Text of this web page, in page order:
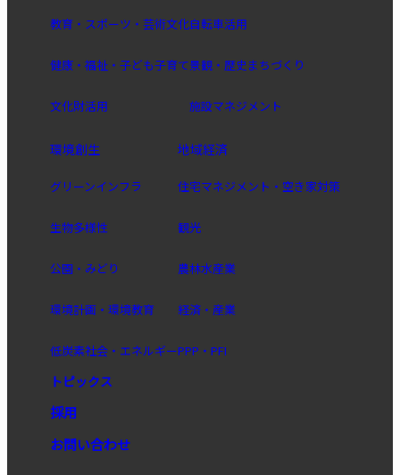
教育・スポーツ・芸術文化
健康・福祉・子ども子育て
文化財活用
自転車活用
景観・歴史まちづくり
施設マネジメント
環境創生
グリーンインフラ
生物多様性
公園・みどり
環境計画・環境教育
低炭素社会・エネルギー
地域経済
住宅マネジメント・空き家対策
観光
農林水産業
経済・産業
PPP・PFI
トピックス
採用
お問い合わせ